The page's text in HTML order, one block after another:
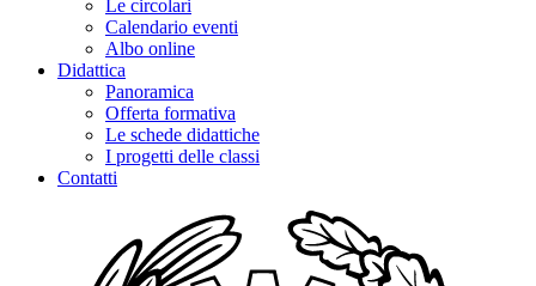
Le circolari
Calendario eventi
Albo online
Didattica
Panoramica
Offerta formativa
Le schede didattiche
I progetti delle classi
Contatti